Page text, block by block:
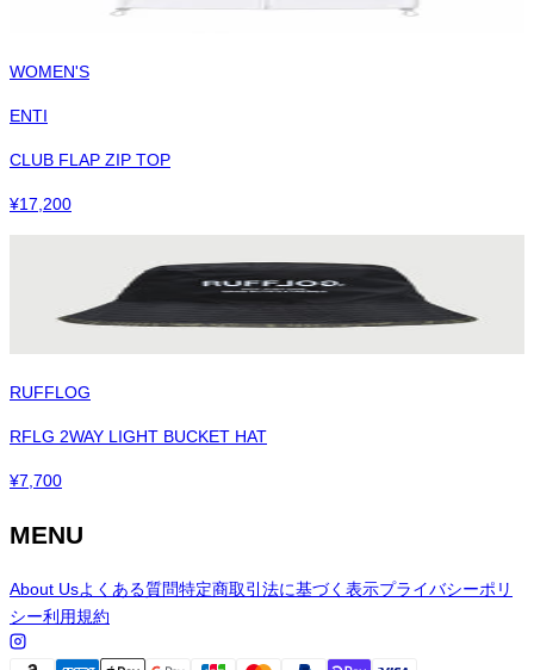
WOMEN'S
ENTI
CLUB FLAP ZIP TOP
¥17,200
RUFFLOG
RFLG 2WAY LIGHT BUCKET HAT
¥7,700
MENU
About Usよくある質問特定商取引法に基づく表示プライバシーポリ
シー利用規約